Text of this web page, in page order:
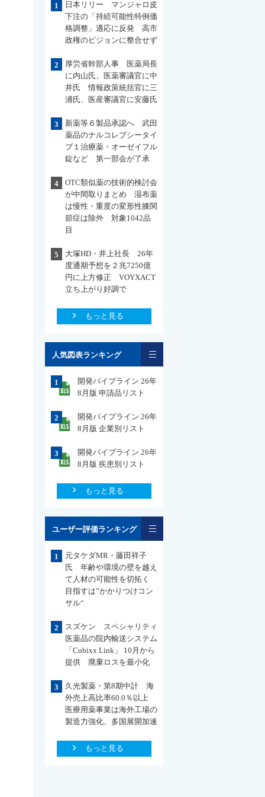
1
日本リリー マンジャロ皮
下注の「持続可能性特例価
格調整」適応に反発 高市
政権のビジョンに整合せず
2
厚労省幹部人事 医薬局長
に内山氏、医薬審議官に中
井氏 情報政策統括官に三
浦氏、医産審議官に安藤氏
3
新薬等６製品承認へ 武田
薬品のナルコレプシータイ
プ１治療薬・オーゼイフル
錠など 第一部会が了承
4
OTC類似薬の技術的検討会
が中間取りまとめ 湿布薬
は慢性・重度の変形性膝関
節症は除外 対象1042品
目
5
大塚HD・井上社長 26年
度通期予想を２兆7250億
円に上方修正 VOYXACT
立ち上がり好調で
もっと見る
人気図表ランキング
1
開発パイプライン 26年
8月版 申請品リスト
2
開発パイプライン 26年
8月版 企業別リスト
3
開発パイプライン 26年
8月版 疾患別リスト
もっと見る
ユーザー評価ランキング
1
元タケダMR・藤田祥子
氏 年齢や環境の壁を越え
て人材の可能性を切拓く
目指すは”かかりつけコン
サル“
2
スズケン スペシャリティ
医薬品の院内輸送システム
「Cubixx Link」 10月から
提供 廃棄ロスを最小化
3
久光製薬・第8期中計 海
外売上高比率60.0％以上
医療用薬事業は海外工場の
製造力強化、多国展開加速
もっと見る